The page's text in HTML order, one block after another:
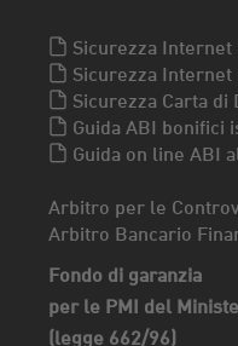
Sicurezza Internet
Sicurezza Internet
Sicurezza Carta di
Guida ABI bonifici
Guida on line ABI
Arbitro per le
Arbitro Bancario
Fondo di garanzia
per le PMI del
(legge 662/96)